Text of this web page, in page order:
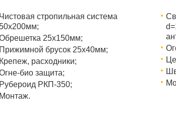
Чистовая стропильная система
25х150мм;
Прижимной брусок 25х40мм;
Крепеж, расходники;
био защита;
Рубероид РКП-350;
Монтаж.